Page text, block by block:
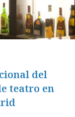
del
teatro en